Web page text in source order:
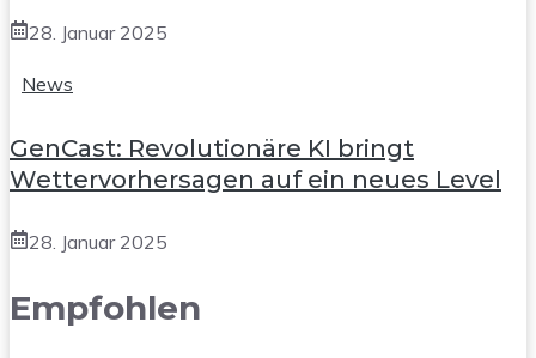
28. Januar 2025
News
GenCast: Revolutionäre KI bringt
Wettervorhersagen auf ein neues Level
28. Januar 2025
Empfohlen